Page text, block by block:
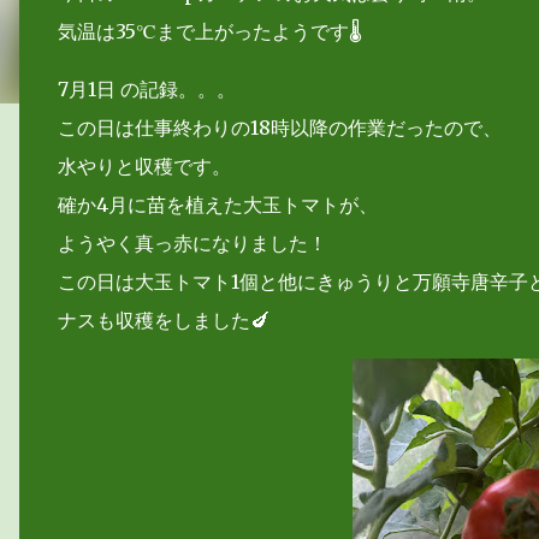
気温は35℃まで上がったようです🌡
7月1日 の記録。。。
この日は仕事終わりの18時以降の作業だったので、
水やりと収穫です。
確か4月に苗を植えた大玉トマトが、
ようやく真っ赤になりました！
この日は大玉トマト1個と他にきゅうりと万願寺唐辛子
ナスも収穫をしました🍆